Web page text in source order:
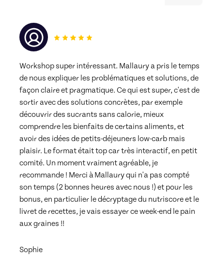
Workshop super intéressant. Mallaury a pris le temps
de nous expliquer les problématiques et solutions, de
façon claire et pragmatique. Ce qui est super, c'est de
sortir avec des solutions concrètes, par exemple
découvrir des sucrants sans calorie, mieux
comprendre les bienfaits de certains aliments, et
avoir des idées de petits-déjeuners low-carb mais
plaisir. Le format était top car très interactif, en petit
comité. Un moment vraiment agréable, je
recommande ! Merci à Mallaury qui n'a pas compté
son temps (2 bonnes heures avec nous !) et pour les
bonus, en particulier le décryptage du nutriscore et le
livret de recettes, je vais essayer ce week-end le pain
aux graines !!
Sophie